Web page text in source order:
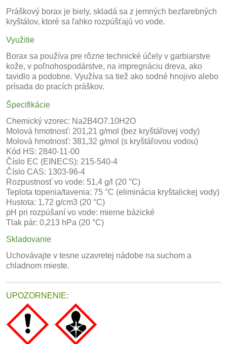
Práškový borax je biely, skladá sa z jemných bezfarebných
kryštálov, ktoré sa ľahko rozpúšťajú vo vode.
Využitie
Borax sa používa pre rôzne technické účely v garbiarstve
kože, v poľnohospodárstve, na impregnáciu dreva, ako
tavidlo a podobne. Využíva sa tiež ako sodné hnojivo alebo
prísada do pracích práškov.
Špecifikácie
Chemický vzorec: Na2B4O7.10H2O
Molová hmotnosť: 201,21 g/mol (bez kryštáľovej vody)
Molová hmotnosť: 381,32 g/mol (s kryštáľovou vodou)
Kód HS: 2840-11-00
Číslo EC (EINECS): 215-540-4
Číslo CAS: 1303-96-4
Rozpustnosť vo vode: 51,4 g/l (20 °C)
Teplota topenia/tavenia: 75 °C (eliminácia kryštalickej vody)
Hustota: 1,72 g/cm3 (20 °C)
pH pri rozpúšaní vo vode: mierne bázické
Tlak pár: 0,213 hPa (20 °C)
Skladovanie
Uchovávajte v tesne uzavretej nádobe na suchom a
chladnom mieste.
UPOZORNENIE: